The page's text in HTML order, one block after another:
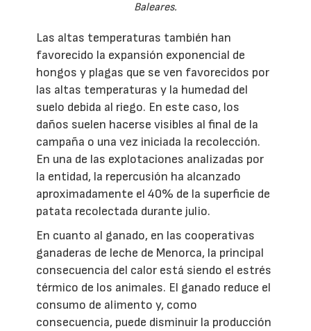
Baleares.
Las altas temperaturas también han
favorecido la expansión exponencial de
hongos y plagas que se ven favorecidos por
las altas temperaturas y la humedad del
suelo debida al riego. En este caso, los
daños suelen hacerse visibles al final de la
campaña o una vez iniciada la recolección.
En una de las explotaciones analizadas por
la entidad, la repercusión ha alcanzado
aproximadamente el 40% de la superficie de
patata recolectada durante julio.
En cuanto al ganado, en las cooperativas
ganaderas de leche de Menorca, la principal
consecuencia del calor está siendo el estrés
térmico de los animales. El ganado reduce el
consumo de alimento y, como
consecuencia, puede disminuir la producción